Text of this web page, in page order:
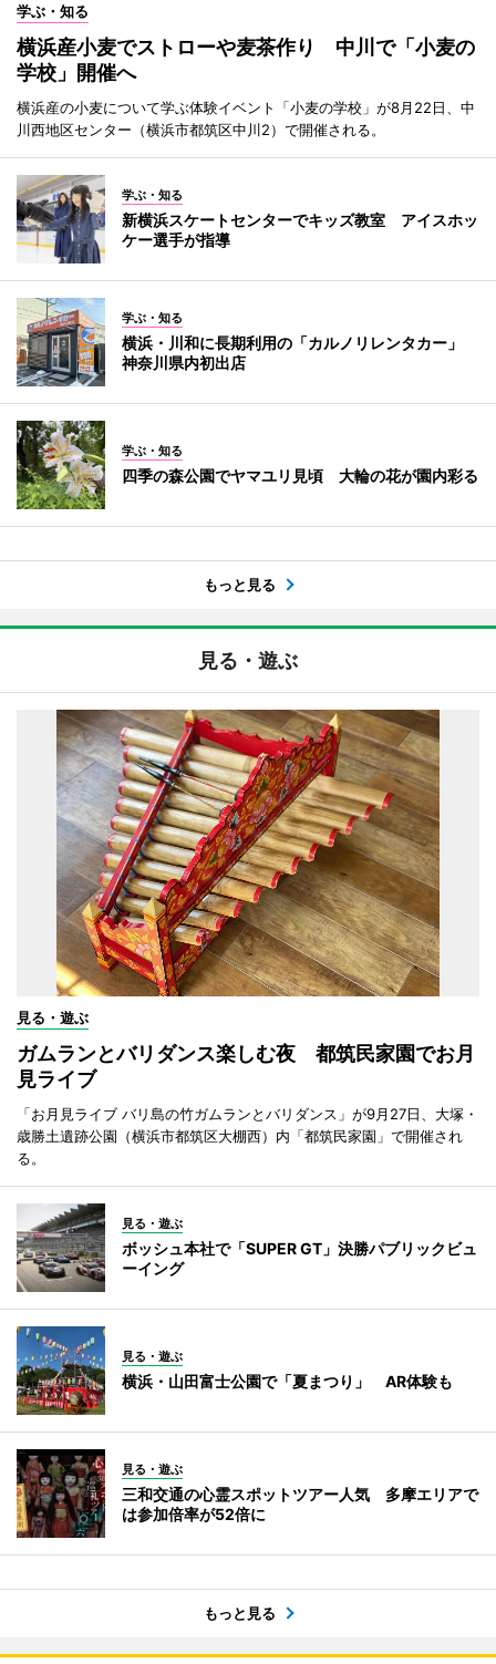
学ぶ・知る
横浜産小麦でストローや麦茶作り 中川で「小麦の
学校」開催へ
横浜産の小麦について学ぶ体験イベント「小麦の学校」が8月22日、中
川西地区センター（横浜市都筑区中川2）で開催される。
学ぶ・知る
新横浜スケートセンターでキッズ教室 アイスホッ
ケー選手が指導
学ぶ・知る
横浜・川和に長期利用の「カルノリレンタカー」
神奈川県内初出店
学ぶ・知る
四季の森公園でヤマユリ見頃 大輪の花が園内彩る
もっと見る
見る・遊ぶ
見る・遊ぶ
ガムランとバリダンス楽しむ夜 都筑民家園でお月
見ライブ
「お月見ライブ バリ島の竹ガムランとバリダンス」が9月27日、大塚・
歳勝土遺跡公園（横浜市都筑区大棚西）内「都筑民家園」で開催され
る。
見る・遊ぶ
ボッシュ本社で「SUPER GT」決勝パブリックビュ
ーイング
見る・遊ぶ
横浜・山田富士公園で「夏まつり」 AR体験も
見る・遊ぶ
三和交通の心霊スポットツアー人気 多摩エリアで
は参加倍率が52倍に
もっと見る